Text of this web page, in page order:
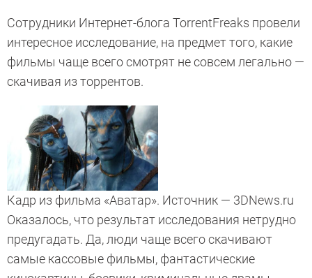
Сотрудники Интернет-блога TorrentFreaks провели
интересное исследование, на предмет того, какие
фильмы чаще всего смотрят не совсем легально —
скачивая из торрентов.
Кадр из фильма «Аватар». Источник — 3DNews.ru
Оказалось, что результат исследования нетрудно
предугадать. Да, люди чаще всего скачивают
самые кассовые фильмы, фантастические